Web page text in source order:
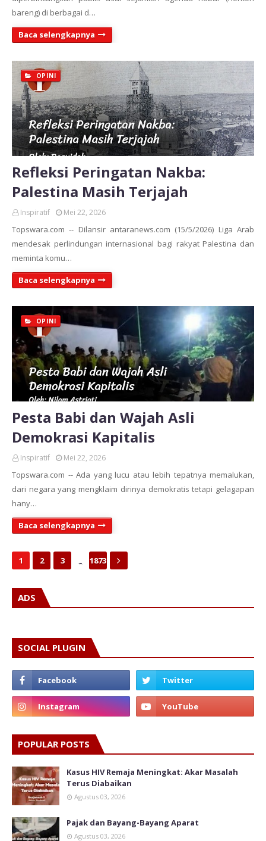
bareng) di berbagai d…
Baca selengkapnya
OPINI
Refleksi Peringatan Nakba:
Palestina Masih Terjajah
Inspiratif Mei 22, 2026
Topswara.com -- Dilansir antaranews.com (15/5/2026) Liga Arab
mendesak perlindungan internasional bagi rakyat Palestina dan
meminta komu…
Baca selengkapnya
OPINI
Pesta Babi dan Wajah Asli
Demokrasi Kapitalis
Inspiratif Mei 22, 2026
Topswara.com -- Ada yang lucu atau lebih tepatnya memalukan,
dari negara yang mengklaim dirinya demokratis tetapi gelagapan
hany…
Baca selengkapnya
1 2 3 ... 1873
ADS
SOCIAL PLUGIN
POPULAR POSTS
Kasus HIV Remaja Meningkat: Akar Masalah
Terus Diabaikan
Agustus 03, 2026
Pajak dan Bayang-Bayang Aparat
Agustus 03, 2026